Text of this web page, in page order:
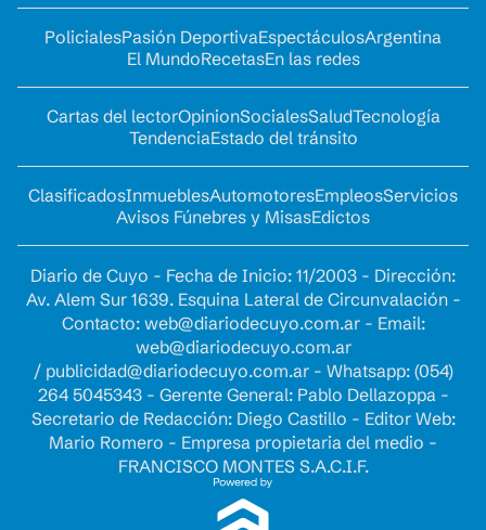
PolicialesPasión DeportivaEspectáculosArgentina
El MundoRecetasEn las redes
Cartas del lectorOpinionSocialesSaludTecnología
TendenciaEstado del tránsito
ClasificadosInmueblesAutomotoresEmpleosServicios
Avisos Fúnebres y MisasEdictos
Diario de Cuyo - Fecha de Inicio: 11/2003 - Dirección:
Av. Alem Sur 1639. Esquina Lateral de Circunvalación -
Contacto: web@diariodecuyo.com.ar- Email:
web@diariodecuyo.com.ar
/ publicidad@diariodecuyo.com.ar- Whatsapp: (054)
264 5045343 - Gerente General: Pablo Dellazoppa -
Secretario de Redacción: Diego Castillo - Editor Web:
Mario Romero - Empresa propietaria del medio -
FRANCISCO MONTES S.A.C.I.F.